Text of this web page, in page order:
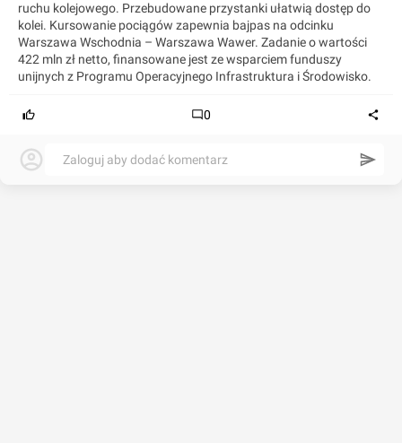
ruchu kolejowego. Przebudowane przystanki ułatwią dostęp do
kolei. Kursowanie pociągów zapewnia bajpas na odcinku
Warszawa Wschodnia – Warszawa Wawer. Zadanie o wartości
422 mln zł netto, finansowane jest ze wsparciem funduszy
unijnych z Programu Operacyjnego Infrastruktura i Środowisko.
0
Zaloguj aby dodać komentarz